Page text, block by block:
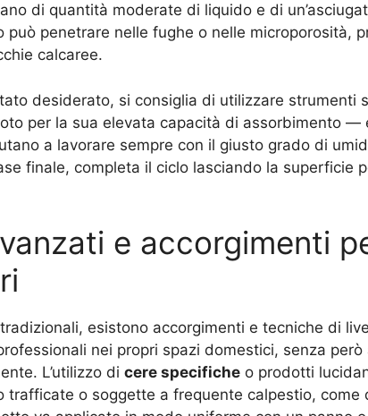
di quantità moderate di liquido e di
può penetrare nelle fughe o nelle microporosità,
calcaree.
desiderato, si consiglia di utilizzare strumenti
per la sua elevata capacità di assorbimento —
a lavorare sempre con il giusto grado di
finale, completa il ciclo lasciando la superficie
e accorgimenti
esistono accorgimenti e tecniche di
nei propri spazi domestici, senza
L’utilizzo di cere specifiche o prodotti
trafficate o soggette a frequente calpestio, come